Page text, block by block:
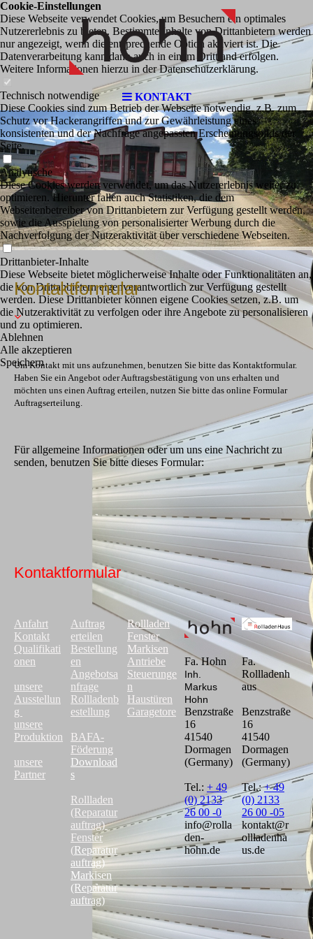
KONTAKT
Kontaktformular
Um Kontakt mit uns aufzunehmen, benutzen Sie bitte das Kontaktformular.
Haben Sie ein Angebot oder Auftragsbestätigung von uns erhalten und
möchten uns einen Auftrag erteilen, nutzen Sie bitte das online Formular
Auftragserteilung.
Für allgemeine Informationen oder um uns eine Nachricht zu
senden, benutzen Sie bitte dieses Formular:
Kontaktformular
Anfahrt
Kontakt
Qualifikati
onen
unsere
Ausstellun
g
unsere
Produktion
unsere
Partner
Auftrag
erteilen
Bestellung
en
Angebotsa
nfrage
Rollladenb
estellung
BAFA-
Föderung
Download
s
Rollladen
(Reparatur
auftrag)
Fenster
(Reparatur
auftrag)
Markisen
(Reparatur
auftrag)
Rollladen
Fenster
Markisen
Antriebe
Steuerunge
n
Haustüren
Garagetore
Fa. Hohn
Inh.
Markus
Hohn
Benzstraße
16
41540
Dormagen
(Germany)
Tel.: + 49
(0) 2133
26 00 -0
info@rolla
den-
hohn.de
Fa.
Rollladenh
aus
Benzstraße
16
41540
Dormagen
(Germany)
Tel.:+ 49
(0) 2133
26 00 -05
kontakt@r
ollladenha
us.de
Cookie-Einstellungen
Diese Webseite verwendet Cookies, um Besuchern ein optimales
Nutzererlebnis zu bieten. Bestimmte Inhalte von Drittanbietern werden
nur angezeigt, wenn die entsprechende Option aktiviert ist. Die
Datenverarbeitung kann dann auch in einem Drittland erfolgen.
Weitere Informationen hierzu in der Datenschutzerklärung.
Technisch notwendige
Diese Cookies sind zum Betrieb der Webseite notwendig, z.B. zum
Schutz vor Hackerangriffen und zur Gewährleistung eines
konsistenten und der Nachfrage angepassten Erscheinungsbilds der
Seite.
Analytische
Diese Cookies werden verwendet, um das Nutzererlebnis weiter zu
optimieren. Hierunter fallen auch Statistiken, die dem
Webseitenbetreiber von Drittanbietern zur Verfügung gestellt werden,
sowie die Ausspielung von personalisierter Werbung durch die
Nachverfolgung der Nutzeraktivität über verschiedene Webseiten.
Drittanbieter-Inhalte
Diese Webseite bietet möglicherweise Inhalte oder Funktionalitäten an,
die von Drittanbietern eigenverantwortlich zur Verfügung gestellt
werden. Diese Drittanbieter können eigene Cookies setzen, z.B. um
die Nutzeraktivität zu verfolgen oder ihre Angebote zu personalisieren
und zu optimieren.
Ablehnen
Alle akzeptieren
Speichern